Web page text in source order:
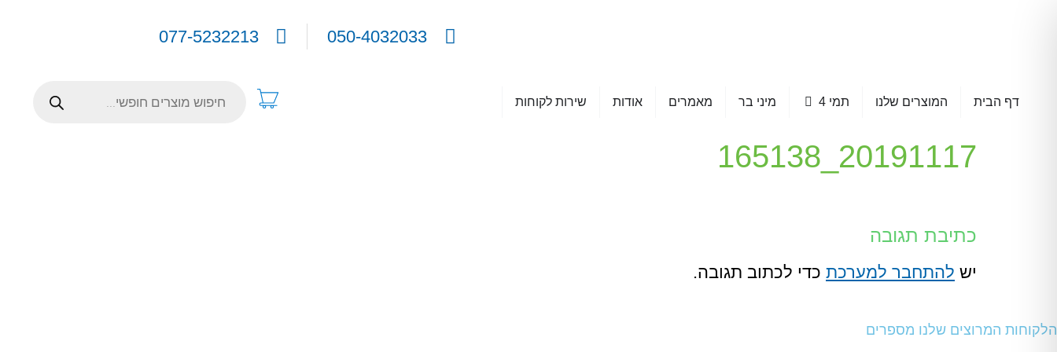
050-4032033
077-5232213
דף הבית המוצרים שלנו תמי 4 מיני בר מאמרים אודות שירות לקוחות
20191117_165138
כתיבת תגובה
יש להתחבר למערכת כדי לכתוב תגובה.
הלקוחות המרוצים שלנו מספרים